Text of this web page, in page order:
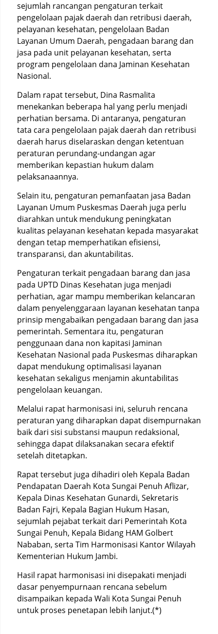
sejumlah rancangan pengaturan terkait
pengelolaan pajak daerah dan retribusi daerah,
pelayanan kesehatan, pengelolaan Badan
Layanan Umum Daerah, pengadaan barang dan
jasa pada unit pelayanan kesehatan, serta
program pengelolaan dana Jaminan Kesehatan
Nasional.
Dalam rapat tersebut, Dina Rasmalita
menekankan beberapa hal yang perlu menjadi
perhatian bersama. Di antaranya, pengaturan
tata cara pengelolaan pajak daerah dan retribusi
daerah harus diselaraskan dengan ketentuan
peraturan perundang-undangan agar
memberikan kepastian hukum dalam
pelaksanaannya.
Selain itu, pengaturan pemanfaatan jasa Badan
Layanan Umum Puskesmas Daerah juga perlu
diarahkan untuk mendukung peningkatan
kualitas pelayanan kesehatan kepada masyarakat
dengan tetap memperhatikan efisiensi,
transparansi, dan akuntabilitas.
Pengaturan terkait pengadaan barang dan jasa
pada UPTD Dinas Kesehatan juga menjadi
perhatian, agar mampu memberikan kelancaran
dalam penyelenggaraan layanan kesehatan tanpa
prinsip mengabaikan pengadaan barang dan jasa
pemerintah. Sementara itu, pengaturan
penggunaan dana non kapitasi Jaminan
Kesehatan Nasional pada Puskesmas diharapkan
dapat mendukung optimalisasi layanan
kesehatan sekaligus menjamin akuntabilitas
pengelolaan keuangan.
Melalui rapat harmonisasi ini, seluruh rencana
peraturan yang diharapkan dapat disempurnakan
baik dari sisi substansi maupun redaksional,
sehingga dapat dilaksanakan secara efektif
setelah ditetapkan.
Rapat tersebut juga dihadiri oleh Kepala Badan
Pendapatan Daerah Kota Sungai Penuh Aflizar,
Kepala Dinas Kesehatan Gunardi, Sekretaris
Badan Fajri, Kepala Bagian Hukum Hasan,
sejumlah pejabat terkait dari Pemerintah Kota
Sungai Penuh, Kepala Bidang HAM Golbert
Nababan, serta Tim Harmonisasi Kantor Wilayah
Kementerian Hukum Jambi.
Hasil rapat harmonisasi ini disepakati menjadi
dasar penyempurnaan rencana sebelum
disampaikan kepada Wali Kota Sungai Penuh
untuk proses penetapan lebih lanjut.(*)